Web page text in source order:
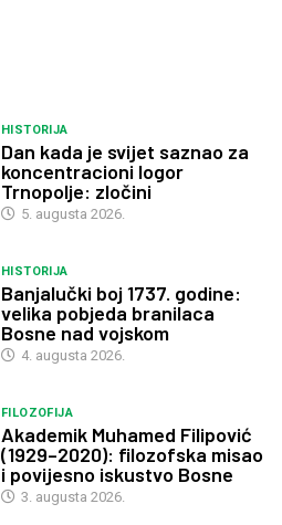
HISTORIJA
Dan kada je svijet saznao za
koncentracioni logor
Trnopolje: zločini
5. augusta 2026.
HISTORIJA
Banjalučki boj 1737. godine:
velika pobjeda branilaca
Bosne nad vojskom
4. augusta 2026.
FILOZOFIJA
Akademik Muhamed Filipović
(1929–2020): filozofska misao
i povijesno iskustvo Bosne
3. augusta 2026.